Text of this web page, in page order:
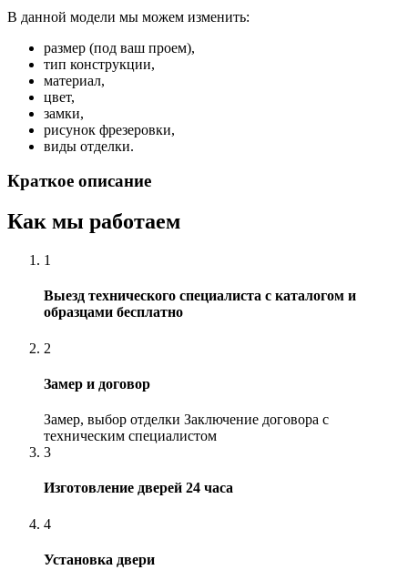
В данной модели мы можем изменить:
размер (под ваш проем),
тип конструкции,
материал,
цвет,
замки,
рисунок фрезеровки,
виды отделки.
Краткое описание
Как мы работаем
1
Выезд технического специалиста с каталогом и
образцами бесплатно
2
Замер и договор
Замер, выбор отделки Заключение договора с
техническим специалистом
3
Изготовление дверей 24 часа
4
Установка двери